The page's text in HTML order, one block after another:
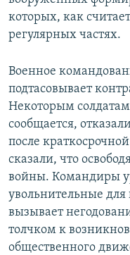
которых, как
регулярных частях.
Военное
подтасовывает
Некоторым
сообщается,
после
сказали, что
войны. Командиры
увольнительные
вызывает
толчком к
общественного